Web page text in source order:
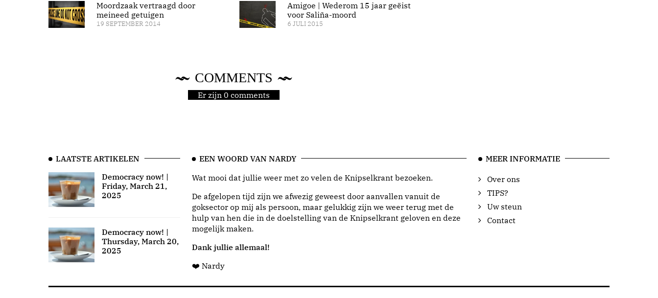
Moordzaak vertraagd door
meineed getuigen
19 SEPTEMBER 2014
Amigoe | Wederom 15 jaar geëist
voor Saliña-moord
6 JULI 2015
COMMENTS
Er zijn 0 comments
LAATSTE ARTIKELEN
Democracy now! |
Friday, March 21,
2025
Democracy now! |
Thursday, March 20,
2025
EEN WOORD VAN NARDY
Wat mooi dat jullie weer met zo velen de Knipselkrant bezoeken.
De afgelopen tijd zijn we afwezig geweest door aanvallen vanuit de
goksector op mij als persoon, maar gelukkig zijn we weer terug met de
hulp van hen die in de doelstelling van de Knipselkrant geloven en deze
mogelijk maken.
Dank jullie allemaal!
❤️ Nardy
MEER INFORMATIE
Over ons
TIPS?
Uw steun
Contact